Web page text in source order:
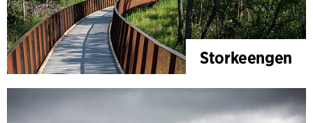
Storkeengen